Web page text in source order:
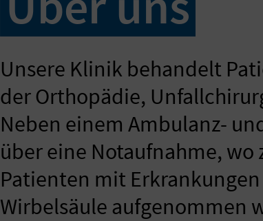
Unsere Klinik behandelt
der Orthopädie,
Neben einem Ambulanz-
über eine Notaufnahme, wo
Patienten mit
Wirbelsäule aufgenommen